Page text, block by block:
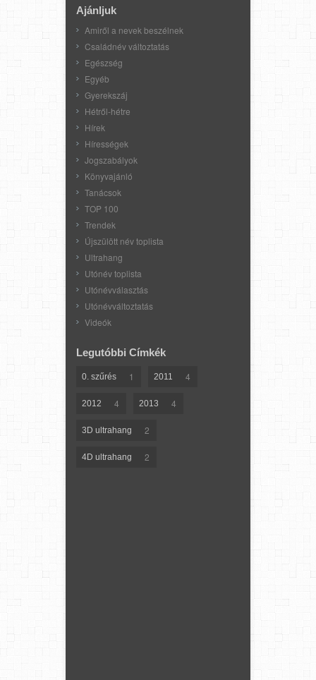
Ajánljuk
Amiről a nevek beszélnek
Családnév változtatás
Egészség
Egyéb
Gyerekszáj
Hétről-hétre
Hírek
Hírességek
Jogszabályok
Könyvajánló
Tanácsok
TOP 100
Trendek
Újszülött név toplista
Ultrahang
Utónév toplista
Utónévválasztás
Utónévváltoztatás
Videók
Legutóbbi Címkék
0. szűrés 1 2011 4
2012 4 2013 4
3D ultrahang 2
4D ultrahang 2